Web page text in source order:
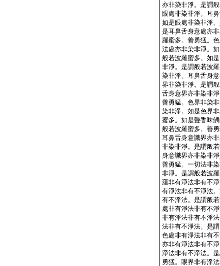
亦非染非淨。是謂
眼處非染非淨。耳
如是眼處非染非淨
是耳鼻舌身意處亦
羅蜜多。善勇猛。
法處亦非染非淨。
般若波羅蜜多。如
非淨。是謂般若波
染非淨。耳鼻舌身
界非染非淨。是謂
舌身意界亦非染非
善勇猛。色界非染
染非淨。如是色界
蜜多。如是聲香味
般若波羅蜜多。善
耳鼻舌身意識界亦
非染非淨。是謂般
身意識界亦非染非
善勇猛。一切法非
非淨。是謂般若波
蘊非有淨法非有不
有淨法非有不淨法
有不淨法。是謂般
處非有淨法非有不
非有淨法非有不淨
法非有不淨法。是
色處非有淨法非有
亦非有淨法非有不
淨法非有不淨法。
勇猛。眼界非有淨